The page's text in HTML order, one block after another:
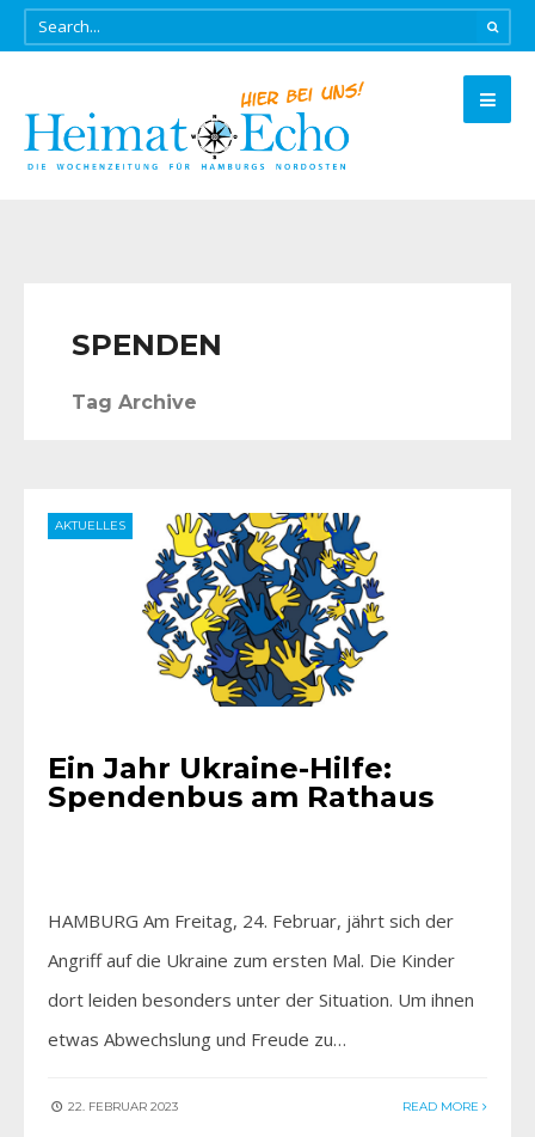
SPENDEN
Tag Archive
AKTUELLES
Ein Jahr Ukraine-Hilfe:
Spendenbus am Rathaus
HAMBURG Am Freitag, 24. Februar, jährt sich der
Angriff auf die Ukraine zum ersten Mal. Die Kinder
dort leiden besonders unter der Situation. Um ihnen
etwas Abwechslung und Freude zu…
22. FEBRUAR 2023 READ MORE